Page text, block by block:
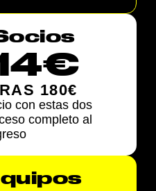
180€
con estas dos
completo al